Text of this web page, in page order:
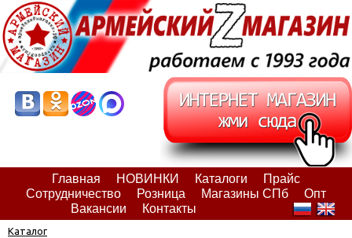
Главная НОВИНКИ Каталоги
Прайс
Сотрудничество
Розница Магазины СПб
Опт
Вакансии
Контакты
Каталог